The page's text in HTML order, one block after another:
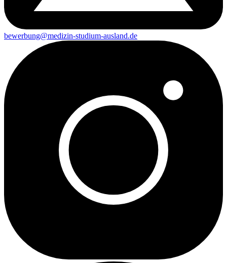
bewerbung@medizin-studium-ausland.de